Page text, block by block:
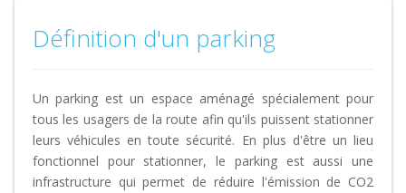
Définition d'un parking
Un parking est un espace aménagé spécialement pour
tous les usagers de la route afin qu'ils puissent stationner
leurs véhicules en toute sécurité. En plus d'être un lieu
fonctionnel pour stationner, le parking est aussi une
infrastructure qui permet de réduire l'émission de CO2